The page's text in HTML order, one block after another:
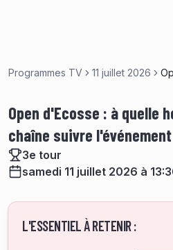
Programmes TV 11 juillet 2026
Open d'Ecosse : à quelle
chaîne suivre
3e tour
samedi 11 juillet 2026 à
L'ESSENTIEL À RETENIR :